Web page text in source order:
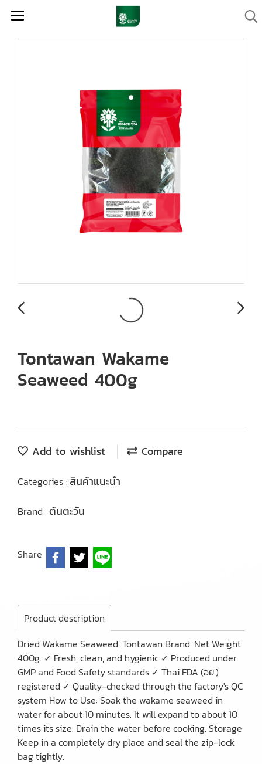
Tontawan Wakame
Seaweed 400g
Add to wishlist Compare
Categories : สินค้าแนะนำ
Brand : ต้นตะวัน
Share
Product description
Dried Wakame Seaweed, Tontawan Brand. Net Weight
400g. ✓ Fresh, clean, and hygienic ✓ Produced under
GMP and Food Safety standards ✓ Thai FDA (อย.)
registered ✓ Quality-checked through the factory's QC
system How to Use: Soak the wakame seaweed in
water for about 10 minutes. It will expand to about 10
times its size. Drain the water before cooking. Storage:
Keep in a completely dry place and seal the zip-lock
bag tightly.